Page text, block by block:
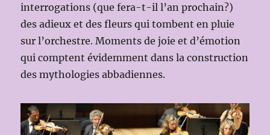
interrogations (que fera-t-il l’an prochain?)
des adieux et des fleurs qui tombent en pluie
sur l’orchestre. Moments de joie et d’émotion
qui comptent évidemment dans la construction
des mythologies abbadiennes.